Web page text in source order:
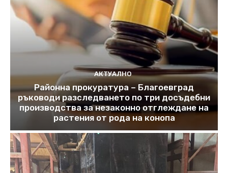
АКТУАЛНО
Районна прокуратура – Благоевград
ръководи разследването по три досъдебни
производства за незаконно отглеждане на
растения от рода на конопа